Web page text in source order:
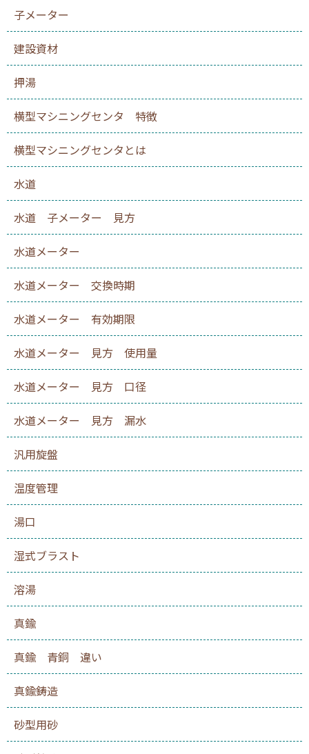
子メーター
建設資材
押湯
横型マシニングセンタ 特徴
横型マシニングセンタとは
水道
水道 子メーター 見方
水道メーター
水道メーター 交換時期
水道メーター 有効期限
水道メーター 見方 使用量
水道メーター 見方 口径
水道メーター 見方 漏水
汎用旋盤
温度管理
湯口
湿式ブラスト
溶湯
真鍮
真鍮 青銅 違い
真鍮鋳造
砂型用砂